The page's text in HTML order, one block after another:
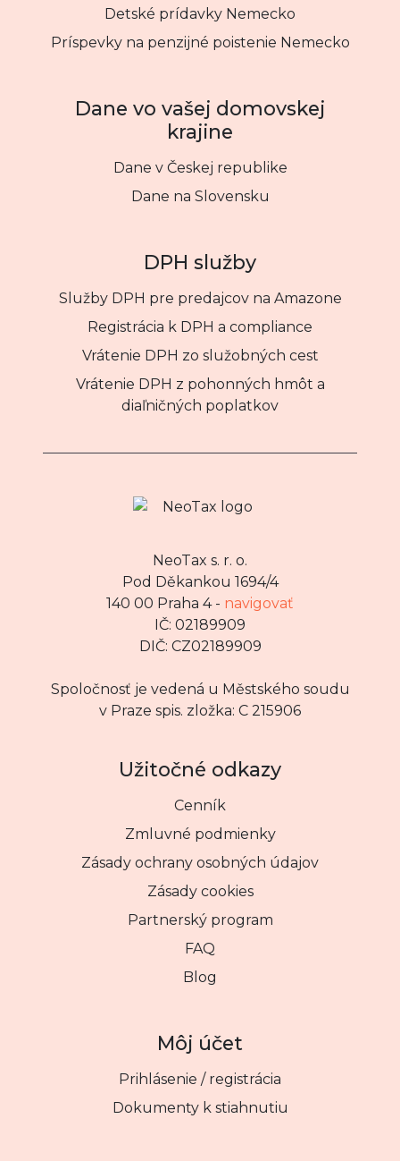
Detské prídavky Nemecko
Príspevky na penzijné poistenie Nemecko
Dane vo vašej domovskej
krajine
Dane v Českej republike
Dane na Slovensku
DPH služby
Služby DPH pre predajcov na Amazone
Registrácia k DPH a compliance
Vrátenie DPH zo služobných cest
Vrátenie DPH z pohonných hmôt a
diaľničných poplatkov
NeoTax s. r. o.
Pod Děkankou 1694/4
140 00 Praha 4 - navigovať
IČ: 02189909
DIČ: CZ02189909
Spoločnosť je vedená u Městského soudu
v Praze spis. zložka: C 215906
Užitočné odkazy
Cenník
Zmluvné podmienky
Zásady ochrany osobných údajov
Zásady cookies
Partnerský program
FAQ
Blog
Môj účet
Prihlásenie / registrácia
Dokumenty k stiahnutiu